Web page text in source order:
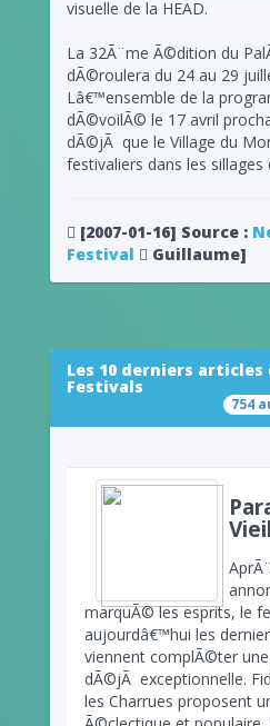
visuelle de la HEAD.
La 32Ã¨me Ã©dition du
dÃ©roulera du 24 au 29
Lâ€™ensemble de la
dÃ©voilÃ© le 17 avril
dÃ©jÃ que le Village du
festivaliers dans les
[2007-01-16] Source :
Festival
Guillaume]
Les 10 derniers articles
Festivals
754
marquÃ© les esprits, le
aujourdâ€™hui les
viennent complÃ©ter
dÃ©jÃ exceptionnelle.
les Charrues proposent